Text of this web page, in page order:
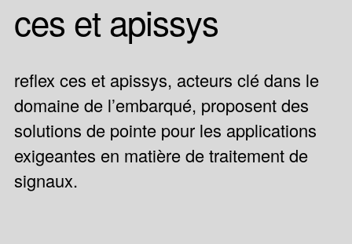
ces et apissys
reflex ces et apissys, acteurs clé dans le
domaine de l’embarqué, proposent des
solutions de pointe pour les applications
exigeantes en matière de traitement de
signaux.